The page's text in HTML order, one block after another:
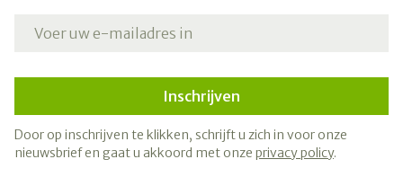
Inschrijven
Door op inschrijven te klikken, schrijft u zich in voor onze
nieuwsbrief en gaat u akkoord met onze privacy policy.